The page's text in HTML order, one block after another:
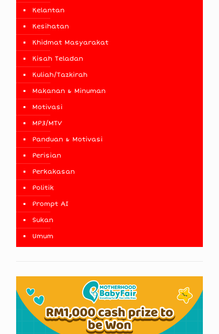
Kelantan
Kesihatan
Khidmat Masyarakat
Kisah Teladan
Kuliah/Tazkirah
Makanan & Minuman
Motivasi
MP3/MTV
Panduan & Motivasi
Perisian
Perkakasan
Politik
Prompt AI
Sukan
Umum